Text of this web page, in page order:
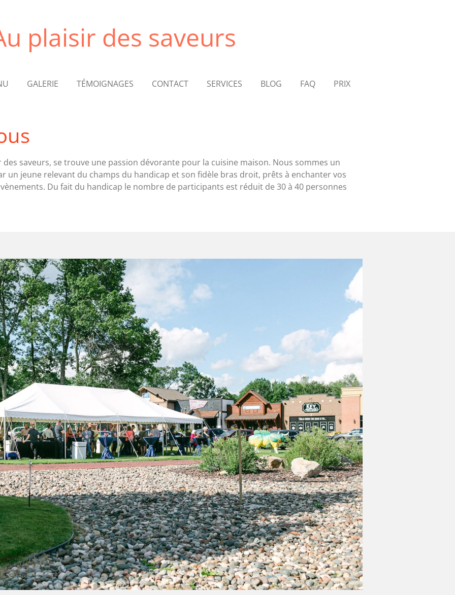
plaisir des saveurs
GALERIE TÉMOIGNAGES CONTACT SERVICES BLOG FAQ PRIX
saveurs, se trouve une passion dévorante pour la cuisine maison. Nous sommes un
un jeune relevant du champs du handicap et son fidèle bras droit, prêts à enchanter vos
Du fait du handicap le nombre de participants est réduit de 30 à 40 personnes